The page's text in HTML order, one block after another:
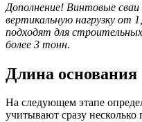
Дополнение! Винтовые
вертикальную нагрузку от
подходят для
более 3 тонн.
Длина основания
На следующем этапе
учитывают сразу несколько